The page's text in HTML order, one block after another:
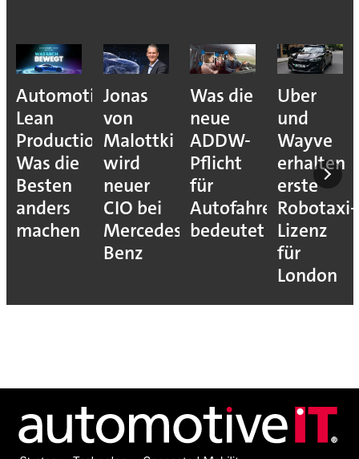
Automotive
Lean
Production:
Was die
Besten
anders
machen
Jonas
von
Malottki
wird
neuer
CIO bei
Mercedes-
Benz
Was die
neue
ADDW-
Pflicht
für
Autofahrer
bedeutet
Uber
und
Wayve
erhalten
erste
Robotaxi-
Lizenz
für
London